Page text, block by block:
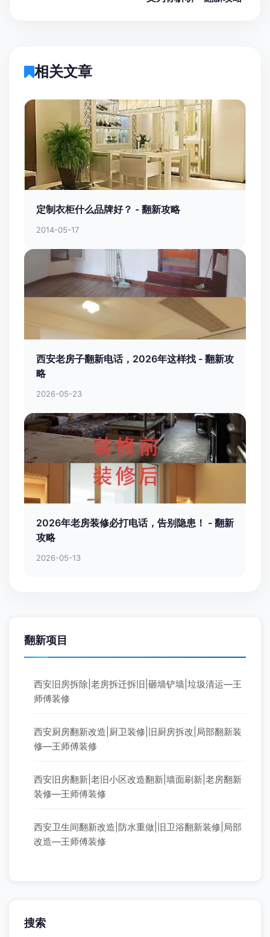
相关文章
定制衣柜什么品牌好？ - 翻新攻略
2014-05-17
西安老房子翻新电话，2026年这样找 - 翻新攻
略
2026-05-23
2026年老房装修必打电话，告别隐患！ - 翻新
攻略
2026-05-13
翻新项目
西安旧房拆除|老房拆迁拆旧|砸墙铲墙|垃圾清运—王
师傅装修
西安厨房翻新改造|厨卫装修|旧厨房拆改|局部翻新装
修—王师傅装修
西安旧房翻新|老旧小区改造翻新|墙面刷新|老房翻新
装修—王师傅装修
西安卫生间翻新改造|防水重做|旧卫浴翻新装修|局部
改造—王师傅装修
搜索